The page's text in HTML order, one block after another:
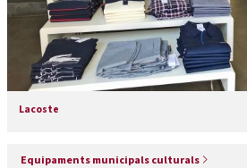
Lacoste
Equipaments municipals culturals